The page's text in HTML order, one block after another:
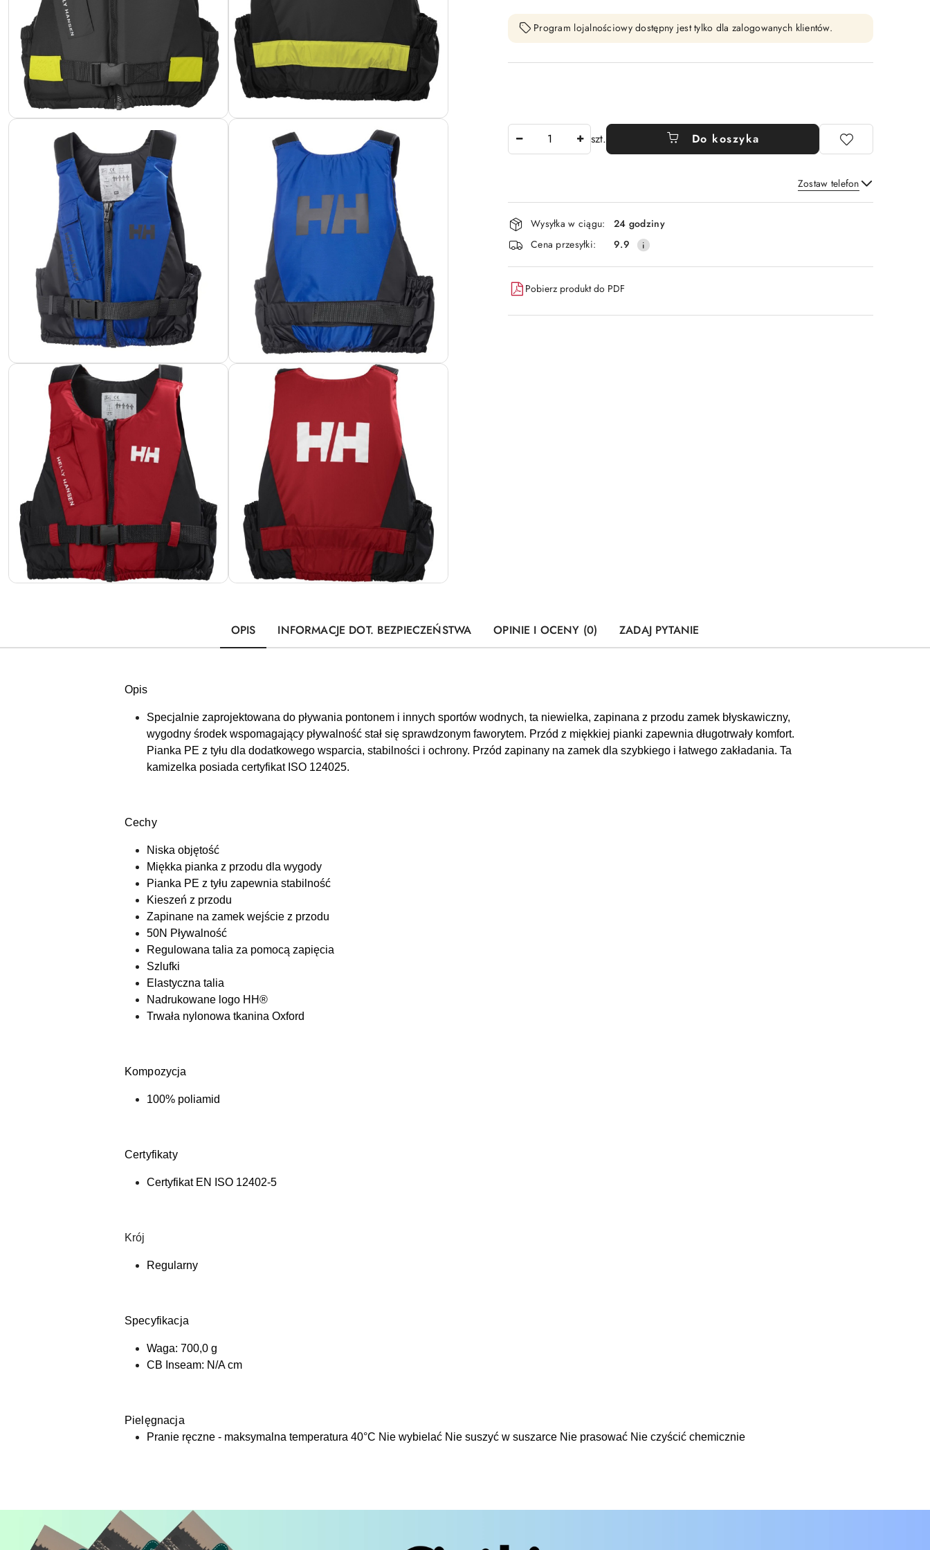
Program lojalnościowy dostępny jest tylko dla zalogowanych klientów.
szt. Do koszyka
Zostaw telefon
Wyślij
Dostępność
i
dostawa
Wysyłka w ciągu:
24 godziny
Cena przesyłki:
9.9
Pobierz produkt do PDF
OPIS INFORMACJE DOT. BEZPIECZEŃSTWA OPINIE I OCENY (0) ZADAJ PYTANIE
Opis
Specjalnie zaprojektowana do pływania pontonem i innych sportów wodnych, ta niewielka, zapinana z przodu zamek błyskawiczny,
wygodny środek wspomagający pływalność stał się sprawdzonym faworytem. Przód z miękkiej pianki zapewnia długotrwały komfort.
Pianka PE z tyłu dla dodatkowego wsparcia, stabilności i ochrony. Przód zapinany na zamek dla szybkiego i łatwego zakładania. Ta
kamizelka posiada certyfikat ISO 124025.
Cechy
Niska objętość
Miękka pianka z przodu dla wygody
Pianka PE z tyłu zapewnia stabilność
Kieszeń z przodu
Zapinane na zamek wejście z przodu
50N Pływalność
Regulowana talia za pomocą zapięcia
Szlufki
Elastyczna talia
Nadrukowane logo HH®
Trwała nylonowa tkanina Oxford
Kompozycja
100% poliamid
Certyfikaty
Certyfikat EN ISO 12402-5
Krój
Regularny
Specyfikacja
Waga: 700,0 g
CB Inseam: N/A cm
Pielęgnacja
Pranie ręczne - maksymalna temperatura 40°C Nie wybielać Nie suszyć w suszarce Nie prasować Nie czyścić chemicznie